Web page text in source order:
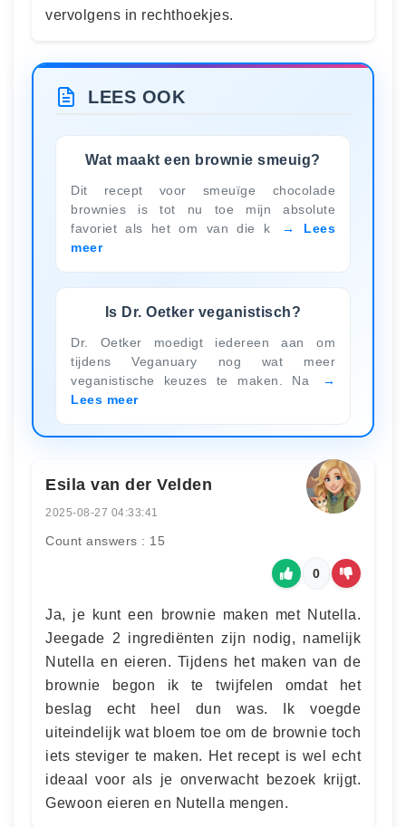
vervolgens in rechthoekjes.
LEES OOK
Wat maakt een brownie smeuig?
Dit recept voor smeuïge chocolade
brownies is tot nu toe mijn absolute
favoriet als het om van die k
Lees
meer
Is Dr. Oetker veganistisch?
Dr. Oetker moedigt iedereen aan om
tijdens Veganuary nog wat meer
veganistische keuzes te maken. Na
Lees meer
Esila van der Velden
2025-08-27 04:33:41
Count answers : 15
0
Ja, je kunt een brownie maken met Nutella.
Jeegade 2 ingrediënten zijn nodig, namelijk
Nutella en eieren. Tijdens het maken van de
brownie begon ik te twijfelen omdat het
beslag echt heel dun was. Ik voegde
uiteindelijk wat bloem toe om de brownie toch
iets steviger te maken. Het recept is wel echt
ideaal voor als je onverwacht bezoek krijgt.
Gewoon eieren en Nutella mengen.